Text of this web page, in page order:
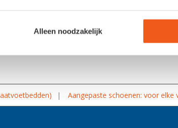
Alleen noodzakelijk
Aangepaste schoenen: voor